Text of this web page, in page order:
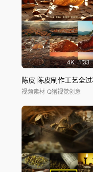
4K 1'33
视频素材 Q猪视觉创意